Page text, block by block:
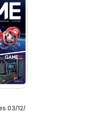
03/12/2025